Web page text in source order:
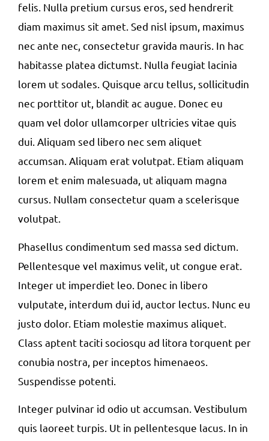
felis. Nulla pretium cursus eros, sed hendrerit
diam maximus sit amet. Sed nisl ipsum, maximus
nec ante nec, consectetur gravida mauris. In hac
habitasse platea dictumst. Nulla feugiat lacinia
lorem ut sodales. Quisque arcu tellus, sollicitudin
nec porttitor ut, blandit ac augue. Donec eu
quam vel dolor ullamcorper ultricies vitae quis
dui. Aliquam sed libero nec sem aliquet
accumsan. Aliquam erat volutpat. Etiam aliquam
lorem et enim malesuada, ut aliquam magna
cursus. Nullam consectetur quam a scelerisque
volutpat.
Phasellus condimentum sed massa sed dictum.
Pellentesque vel maximus velit, ut congue erat.
Integer ut imperdiet leo. Donec in libero
vulputate, interdum dui id, auctor lectus. Nunc eu
justo dolor. Etiam molestie maximus aliquet.
Class aptent taciti sociosqu ad litora torquent per
conubia nostra, per inceptos himenaeos.
Suspendisse potenti.
Integer pulvinar id odio ut accumsan. Vestibulum
quis laoreet turpis. Ut in pellentesque lacus. In in